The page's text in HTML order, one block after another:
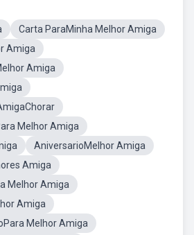
Carta ParaMinha Melhor Amiga
Amiga
Amiga
Melhor Amiga
AniversarioMelhor Amiga
Amiga
Melhor Amiga
Amiga
Melhor Amiga